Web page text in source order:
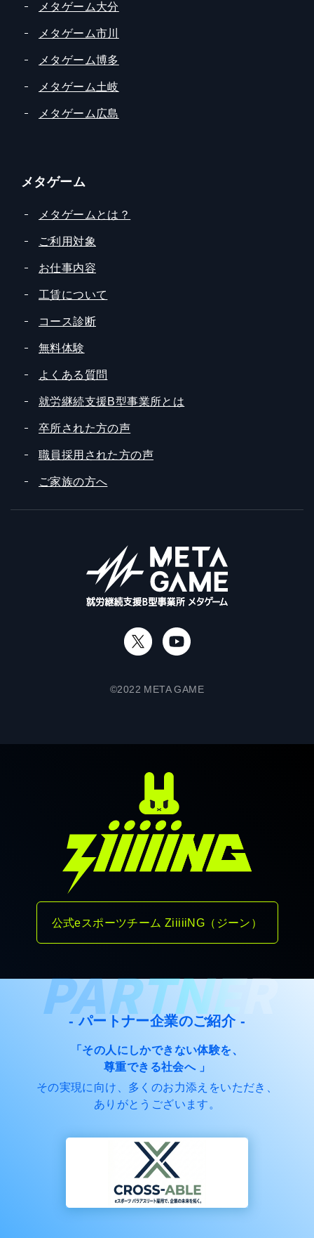
©2022 META GAME
メタゲーム大分
メタゲーム市川
メタゲーム博多
メタゲーム土岐
メタゲーム広島
メタゲーム
メタゲームとは？
ご利用対象
お仕事内容
工賃について
コース診断
無料体験
よくある質問
就労継続支援B型事業所とは
卒所された方の声
職員採用された方の声
ご家族の方へ
公式eスポーツチーム ZiiiiiNG（ジーン）
PARTNER
- パートナー企業のご紹介 -
「その人にしかできない体験を、
尊重できる社会へ 」
その実現に向け、多くのお力添えをいただき、
ありがとうございます。